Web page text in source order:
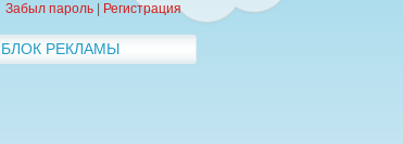
Забыл пароль
Регистрация
БЛОК РЕКЛАМЫ